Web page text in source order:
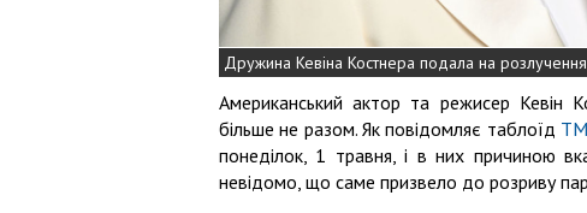
Дружина Кевіна Костнера подала на
Американський актор та режисер Кевін
більше не разом. Як повідомляє таблоїд
понеділок, 1 травня, і в них причиною
невідомо, що саме призвело до розриву